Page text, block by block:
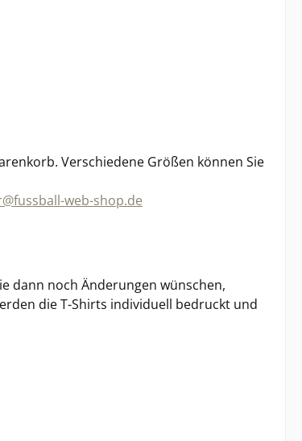
Verschiedene Größen können Sie
web-shop.de
dann noch Änderungen wünschen,
die T-Shirts individuell bedruckt und